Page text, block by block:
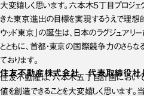
大変嬉しく思います。六本木5丁目プロジェ
きた東京進出の目標を実現するうえで理想的
ウッド東京」の誕生は、日本のラグジュア
とともに、首都・東京の国際競争力のさら
ております。
住友不動産株式会社 代表取締役社
住友不動産は、六本木五丁目計画において
値を創造できることを大変嬉しく思います。